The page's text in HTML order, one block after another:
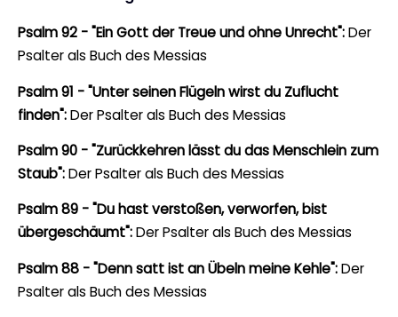
Psalm 92 - "Ein Gott der Treue und ohne Unrecht":Der
Psalter als Buch des Messias
Psalm 91 - "Unter seinen Flügeln wirst du Zuflucht
finden":Der Psalter als Buch des Messias
Psalm 90 - "Zurückkehren lässt du das Menschlein zum
Staub":Der Psalter als Buch des Messias
Psalm 89 - "Du hast verstoßen, verworfen, bist
übergeschäumt":Der Psalter als Buch des Messias
Psalm 88 - "Denn satt ist an Übeln meine Kehle":Der
Psalter als Buch des Messias